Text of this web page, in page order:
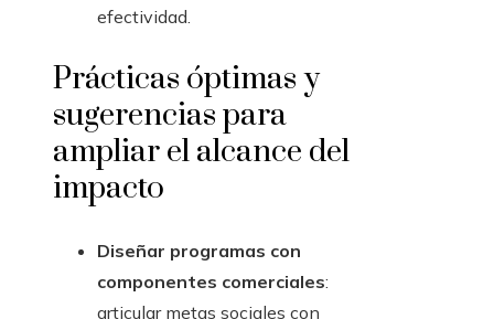
efectividad.
Prácticas óptimas y
sugerencias para
ampliar el alcance del
impacto
Diseñar programas con
componentes comerciales:
articular metas sociales con